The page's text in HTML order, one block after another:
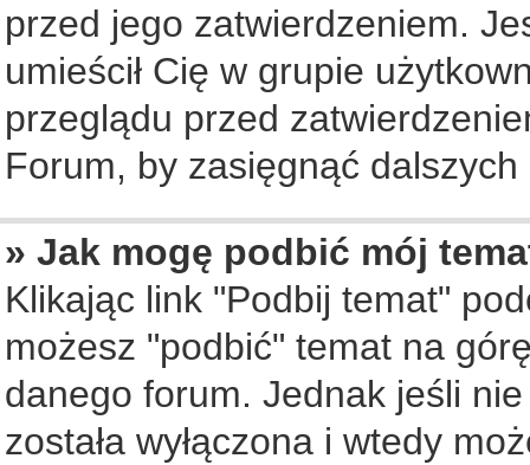
przed jego zatwierdzeniem.
umieścił Cię w grupie
przeglądu przed
Forum, by zasięgnąć
» Jak mogę podbić mój
Klikając link "Podbij temat"
możesz "podbić" temat na
danego forum. Jednak jeśli
została wyłączona i wtedy